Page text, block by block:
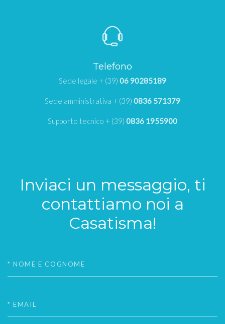
Telefono
Sede legale + (39) 06 90285189
Sede amministrativa + (39) 0836 571379
Supporto tecnico + (39) 0836 1955900
Inviaci un messaggio, ti
contattiamo noi a
Casatisma!